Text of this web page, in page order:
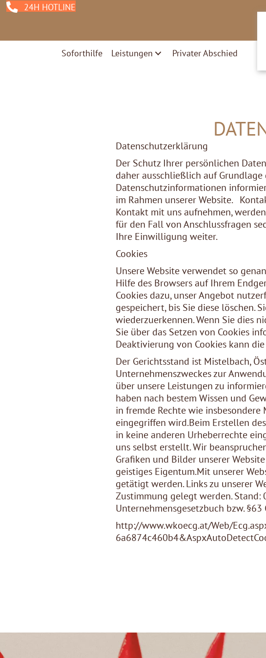
Soforthilfe Leistungen Privater Abschied
24H HOTLINE
Datenschutzerklärung
Der Schutz Ihrer persönlichen
daher ausschließlich auf Grundlage
Datenschutzinformationen
im Rahmen unserer Website.
Kontakt mit uns aufnehmen,
für den Fall von Anschlussfragen
Ihre Einwilligung weiter.
Cookies
Unsere Website verwendet so
Hilfe des Browsers auf Ihrem
Cookies dazu, unser Angebot
gespeichert, bis Sie diese löschen.
wiederzuerkennen. Wenn Sie dies
Sie über das Setzen von Cookies
Deaktivierung von Cookies kann
Der Gerichtsstand ist Mistelbach,
Unternehmenszweckes zur
über unsere Leistungen zu
haben nach bestem Wissen und
in fremde Rechte wie insbesondere
eingegriffen wird.Beim Erstellen
in keine anderen Urheberrechte
uns selbst erstellt. Wir
Grafiken und Bilder unserer
geistiges Eigentum.Mit unserer
getätigt werden. Links zu unserer
Zustimmung gelegt werden.
Unternehmensgesetzbuch bzw.
http://www.wkoecg.at/Web/